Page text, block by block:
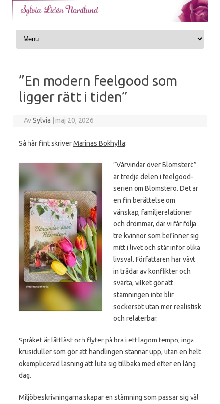
Skip to content
”En modern feelgood som
ligger rätt i tiden”
AvSylvia maj 20, 2026
Så här fint skriverMarinas Bokhylla:
”Vårvindar över Blomsterö”
är tredje delen i feelgood-
serien om Blomsterö. Det är
en fin berättelse om
vänskap, familjerelationer
och drömmar, där vi får följa
tre kvinnor som befinner sig
mitt i livet och står inför olika
livsval. Författaren har vävt
in trådar av konflikter och
svärta, vilket gör att
stämningen inte blir
sockersöt utan mer realistisk
och relaterbar.
Språket är lättläst och flyter på bra i ett lagom tempo, inga
krusiduller som gör att handlingen stannar upp, utan en helt
okomplicerad läsning att luta sig tillbaka med efter en lång
dag.
Miljöbeskrivningarna skapar en stämning som passar sig väl